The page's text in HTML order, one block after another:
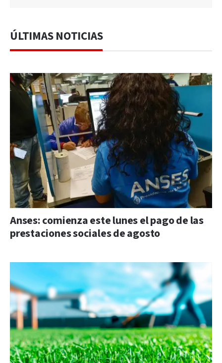
ÚLTIMAS NOTICIAS
Anses: comienza este lunes el pago de las
prestaciones sociales de agosto